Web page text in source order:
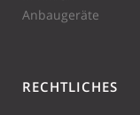
Anbaugeräte
RECHTLICHES